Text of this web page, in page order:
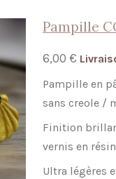
Pampille
6,00 €
Pampille en
sans creole /
Finition
vernis en
Ultra légères